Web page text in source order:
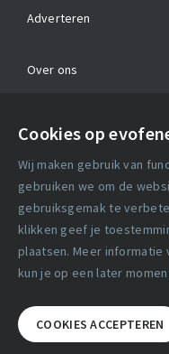
Cookies op
Wij maken gebruik van
gebruiken we om de
gebruiksgemak te
klikken geef je
plaatsen. Meer informatie
kun je op een later
COOKIES ACCEPTEREN
Adverteren
Over ons
Algemene voorwaarden
Cookie verklaring
Copyright statement
Disclaimer
Privacy verklaring